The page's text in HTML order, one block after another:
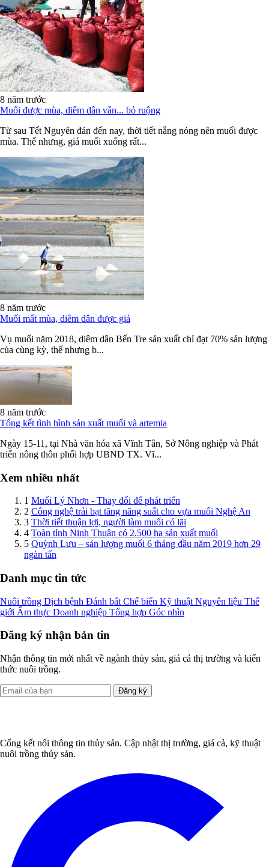
Thế giới • 8 năm trước
Công nghệ trải bạt tăng năng suất cho vựa muối Nghệ An
Bà con diêm dân ở vựa muối Quỳnh Lưu (Nghệ An) đã áp dụng công
nghệ trải bạt trong sản xuất muối nên...
8 năm trước
Muối được mùa, diêm dân vẫn... bỏ ruộng
Từ sau Tết Nguyên đán đến nay, thời tiết nắng nóng nên muối được
mùa. Thế nhưng, giá muối xuống rất...
8 năm trước
Muối mất mùa, diêm dân được giá
Vụ muối năm 2018, diêm dân Bến Tre sản xuất chỉ đạt 70% sản lượng
8 năm trước
Tổng kết tình hình sản xuất muối và artemia
Ngày 15-11, tại Nhà văn hóa xã Vĩnh Tân, Sở Nông nghiệp và Phát
Xem nhiều nhất
1 Muối Lý Nhơn - Thay đổi để phát triển
3 Thời tiết thuận lợi, người làm muối có lãi
4 Toàn tỉnh Ninh Thuận có 2.500 ha sản xuất muối
ngàn tấn
Nuôi trồng Dịch bệnh Đánh bắt Chế biến Kỹ thuật Nguyên liệu
Thế
giớiẨm thựcDoanh nghiệpTổng hợpGóc nhìn
Nhận thông tin mới nhất về ngành thủy sản, giá cả thị trường và kiến
thức nuôi trồng.
Đăng ký